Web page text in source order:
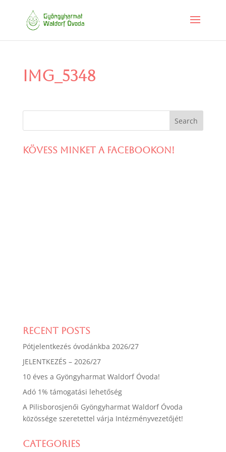
IMG_5348
Kövess minket a facebookon!
Recent Posts
Pótjelentkezés óvodánkba 2026/27
JELENTKEZÉS – 2026/27
10 éves a Gyöngyharmat Waldorf Óvoda!
Adó 1% támogatási lehetőség
A Pilisborosjenői Gyöngyharmat Waldorf Óvoda
közössége szeretettel várja Intézményvezetőjét!
Categories